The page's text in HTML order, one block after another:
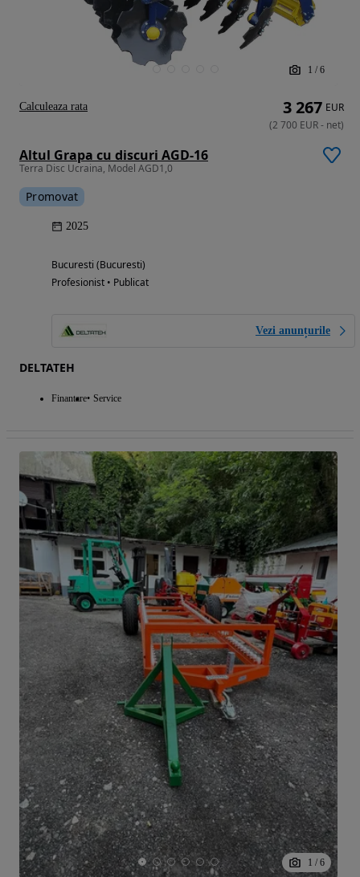
1 / 6
Altul Grapa cu discuri AGD-16
Terra Disc Ucraina, Model AGD1,0
Promovat
2025
Bucuresti (Bucuresti)
Profesionist • Publicat
Vezi anunțurile
DELTATEH
Finantare Service
3 267 EUR
(2 700 EUR- net)
Calculeaza rata
1 / 6